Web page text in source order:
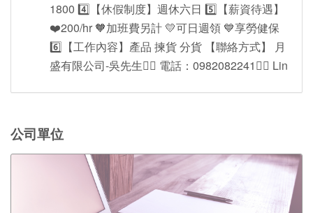
1800 4️⃣【休假制度】週休六日 5️⃣【薪資待遇】
❤️200/hr 🧡加班費另計 💛可日週領 💙享勞健保
6️⃣【工作內容】產品 揀貨 分貨 【聯絡方式】 月
盛有限公司-吳先生👈🏻 電話：0982082241👈🏻 Lin
公司單位